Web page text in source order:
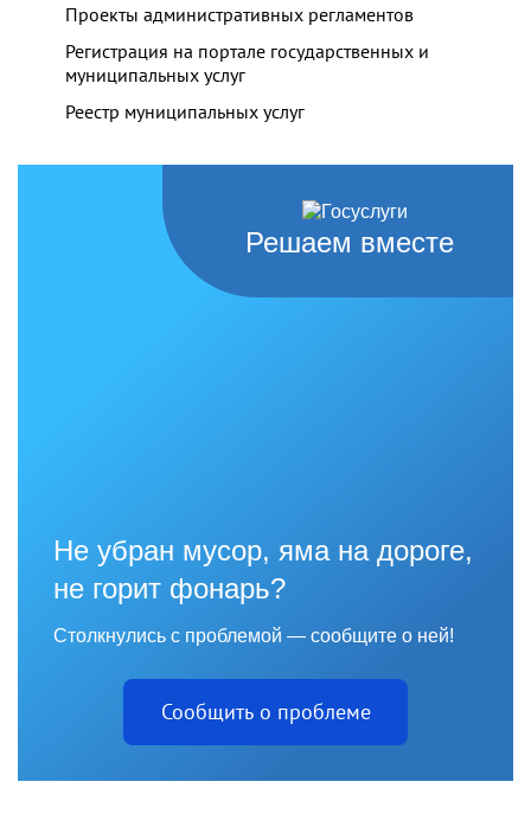
Проекты административных регламентов
Регистрация на портале государственных и
муниципальных услуг
Реестр муниципальных услуг
Решаем вместе
Не убран мусор, яма на дороге,
не горит фонарь?
Столкнулись с проблемой — сообщите о ней!
Сообщить о проблеме